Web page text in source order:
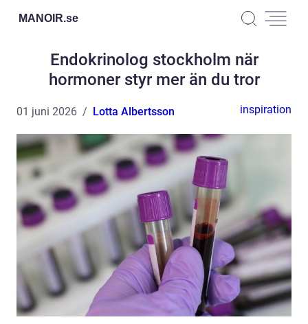
MANOIR.se
Endokrinolog stockholm när
hormoner styr mer än du tror
01 juni 2026 Lotta Albertsson inspiration